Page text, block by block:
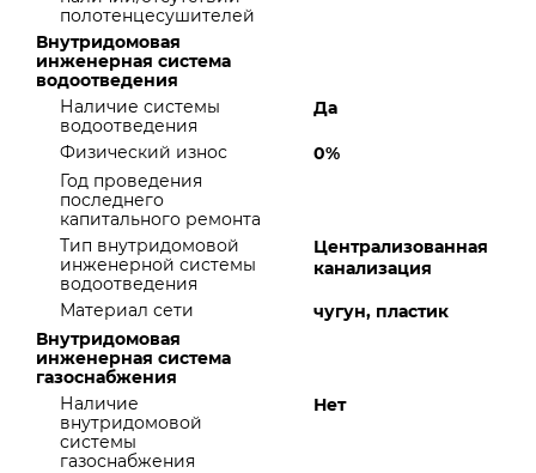
полотенцесушителей
Внутридомовая
инженерная система
водоотведения
Наличие системы
водоотведения
Да
Физический износ
0%
Год проведения
последнего
капитального ремонта
Тип внутридомовой
инженерной системы
водоотведения
Централизованная
канализация
Материал сети
чугун, пластик
Внутридомовая
инженерная система
газоснабжения
Наличие
внутридомовой
системы
газоснабжения
Нет